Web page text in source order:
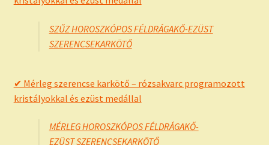
SZŰZ HOROSZKÓPOS FÉLDRÁGAKŐ-EZÜST
SZERENCSEKARKÖTŐ
✔ Mérleg szerencse karkötő – rózsakvarc programozott
kristályokkal és ezüst medállal
MÉRLEG HOROSZKÓPOS FÉLDRÁGAKŐ-
EZÜST SZERENCSEKARKÖTŐ